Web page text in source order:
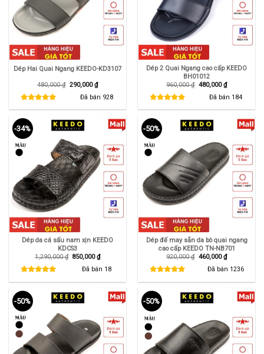
Dép Hai Quai Ngang KEEDO-KD3107
480,000₫ Giá
480,000 ₫.
290,000₫Giá
hiện
tại
là:
290,000 ₫.
Đã bán 928
Dép 2 Quai Ngang cao cấp KEEDO
BH01012
960,000₫ Giá
960,000 ₫.
480,000₫Giá
hiện
tại
là:
480,000 ₫.
Đã bán 184
-34%
Dép da cá sấu nam xịn KEEDO
KDCS3
1,290,000₫ Giá
850,000₫Giá
hiện
tại
Đã bán 18
-50%
Dép đế may sẵn da bò quai ngang
cao cấp KEEDO TN-NB701
920,000₫ Giá
460,000₫Giá
hiện
tại
Đã bán 1236
-50% -50%